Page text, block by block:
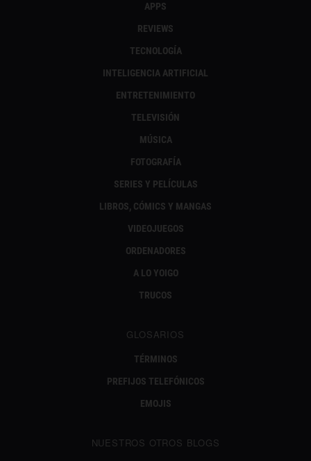
APPS
REVIEWS
TECNOLOGÍA
INTELIGENCIA ARTIFICIAL
ENTRETENIMIENTO
TELEVISIÓN
MÚSICA
FOTOGRAFÍA
SERIES Y PELÍCULAS
LIBROS, CÓMICS Y MANGAS
VIDEOJUEGOS
ORDENADORES
A LO YOIGO
TRUCOS
GLOSARIOS
TÉRMINOS
PREFIJOS TELEFÓNICOS
EMOJIS
NUESTROS OTROS BLOGS